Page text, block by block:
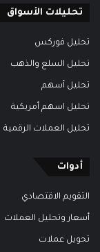
تحليلات الأسواق
تحليل فوركس
تحليل السلع والذهب
تحليل أسهم
تحليل اسهم أمريكية
تحليل العملات الرقمية
أدوات
التقويم الاقتصادي
أسعار وتحليل العملات
تحويل عملات